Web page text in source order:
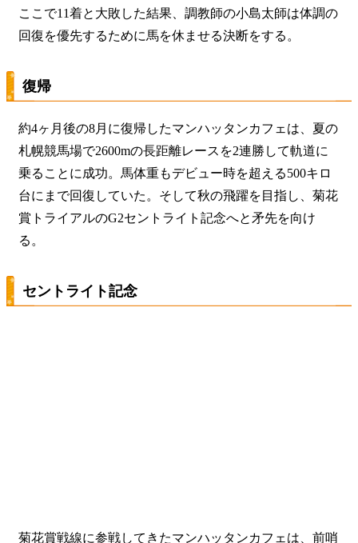
ここで11着と大敗した結果、調教師の小島太師は体調の
回復を優先するために馬を休ませる決断をする。
復帰
約4ヶ月後の8月に復帰したマンハッタンカフェは、夏の
札幌競馬場で2600mの長距離レースを2連勝 して軌道に
乗ることに成功。馬体重もデビュー時を超える500キロ
台にまで回復していた。そして秋の飛躍を目指し、菊花
賞トライアルのG2セントライト記念へと矛先を向け
る。
セントライト記念
菊花賞戦線に参戦してきたマンハッタンカフェは、前哨